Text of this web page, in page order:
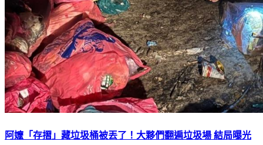
阿嬤「存摺」藏垃圾桶被丟了！大夥們翻遍垃圾場 結局曝光